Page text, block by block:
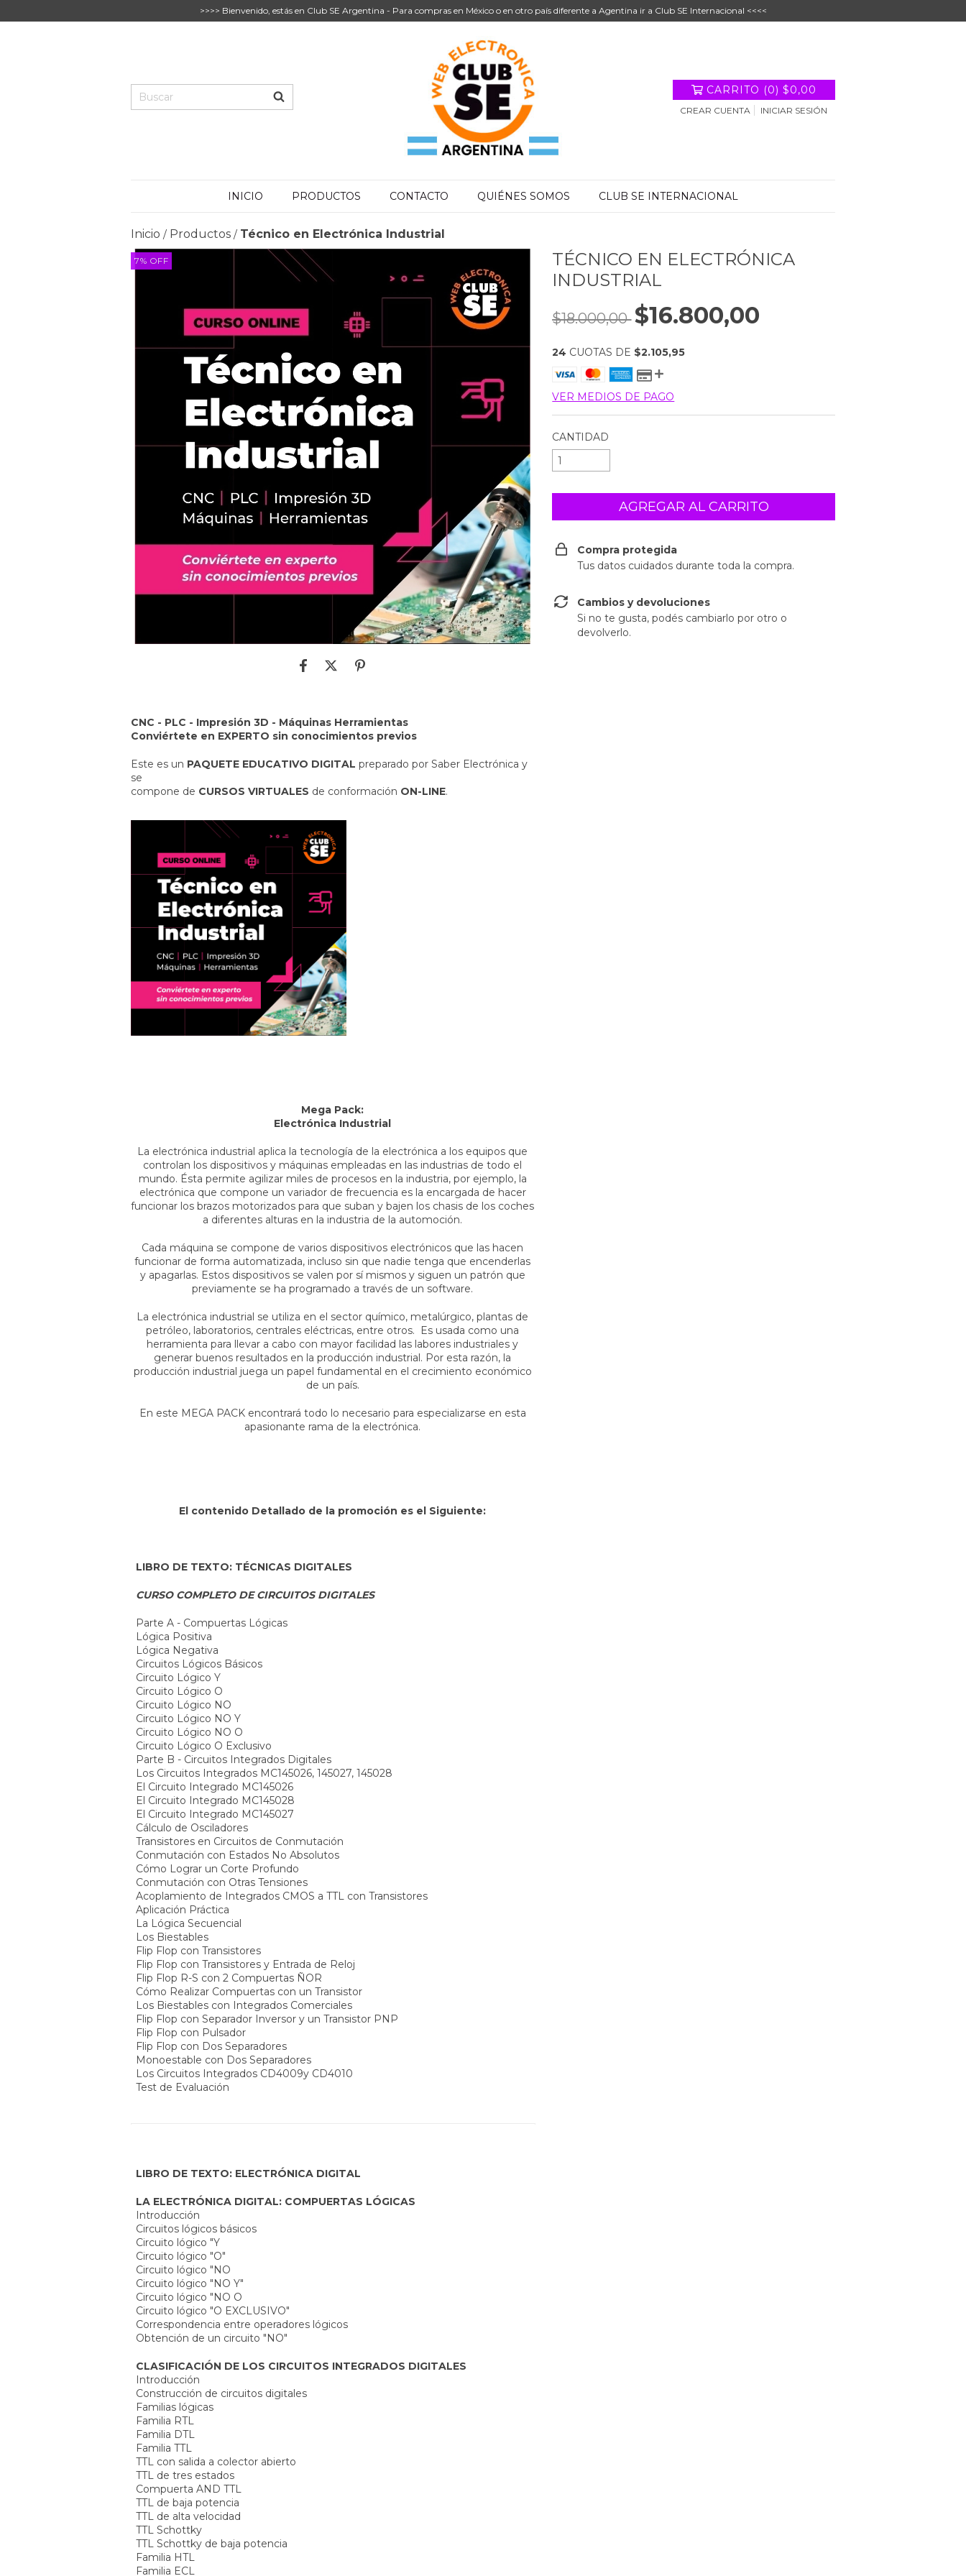
>>>> Bienvenido, estás en Club SE Argentina - Para compras en México o en otro país diferente a Agentina ir a Club SE Internacional <<<<
CARRITO (0) $0,00
CREAR CUENTA INICIAR SESIÓN
INICIO PRODUCTOS CONTACTO QUIÉNES SOMOS CLUB SE INTERNACIONAL
Inicio / Productos / Técnico en Electrónica Industrial
7% OFF
CNC - PLC - Impresión 3D - Máquinas Herramientas
Conviértete en EXPERTO sin conocimientos previos
Este es un PAQUETE EDUCATIVO DIGITAL preparado por Saber Electrónica y
se
compone de CURSOS VIRTUALES de conformación ON-LINE.
Mega Pack:
Electrónica Industrial
La electrónica industrial aplica la tecnología de la electrónica a los equipos que
controlan los dispositivos y máquinas empleadas en las industrias de todo el
mundo. Ésta permite agilizar miles de procesos en la industria, por ejemplo, la
electrónica que compone un variador de frecuencia es la encargada de hacer
funcionar los brazos motorizados para que suban y bajen los chasis de los coches
a diferentes alturas en la industria de la automoción.
Cada máquina se compone de varios dispositivos electrónicos que las hacen
funcionar de forma automatizada, incluso sin que nadie tenga que encenderlas
y apagarlas. Estos dispositivos se valen por sí mismos y siguen un patrón que
previamente se ha programado a través de un software.
La electrónica industrial se utiliza en el sector químico, metalúrgico, plantas de
petróleo, laboratorios, centrales eléctricas, entre otros. Es usada como una
herramienta para llevar a cabo con mayor facilidad las labores industriales y
generar buenos resultados en la producción industrial. Por esta razón, la
producción industrial juega un papel fundamental en el crecimiento económico
de un país.
En este MEGA PACK encontrará todo lo necesario para especializarse en esta
apasionante rama de la electrónica.
El contenido Detallado de la promoción es el Siguiente:
LIBRO DE TEXTO: TÉCNICAS DIGITALES
CURSO COMPLETO DE CIRCUITOS DIGITALES
Parte A - Compuertas Lógicas
Lógica Positiva
Lógica Negativa
Circuitos Lógicos Básicos
Circuito Lógico Y
Circuito Lógico O
Circuito Lógico NO
Circuito Lógico NO Y
Circuito Lógico NO O
Circuito Lógico O Exclusivo
Parte B - Circuitos Integrados Digitales
Los Circuitos Integrados MC145026, 145027, 145028
El Circuito Integrado MC145026
El Circuito Integrado MC145028
El Circuito Integrado MC145027
Cálculo de Osciladores
Transistores en Circuitos de Conmutación
Conmutación con Estados No Absolutos
Cómo Lograr un Corte Profundo
Conmutación con Otras Tensiones
Acoplamiento de Integrados CMOS a TTL con Transistores
Aplicación Práctica
La Lógica Secuencial
Los Biestables
Flip Flop con Transistores
Flip Flop con Transistores y Entrada de Reloj
Flip Flop R-S con 2 Compuertas ÑOR
Cómo Realizar Compuertas con un Transistor
Los Biestables con Integrados Comerciales
Flip Flop con Separador Inversor y un Transistor PNP
Flip Flop con Pulsador
Flip Flop con Dos Separadores
Monoestable con Dos Separadores
Los Circuitos Integrados CD4009y CD4010
Test de Evaluación
LIBRO DE TEXTO: ELECTRÓNICA DIGITAL
LA ELECTRÓNICA DIGITAL: COMPUERTAS LÓGICAS
Introducción
Circuitos lógicos básicos
Circuito lógico "Y
Circuito lógico "O"
Circuito lógico "NO
Circuito lógico "NO Y"
Circuito lógico "NO O
Circuito lógico "O EXCLUSIVO"
Correspondencia entre operadores lógicos
Obtención de un circuito "NO"
CLASIFICACIÓN DE LOS CIRCUITOS INTEGRADOS DIGITALES
Introducción
Construcción de circuitos digitales
Familias lógicas
Familia RTL
Familia DTL
Familia TTL
TTL con salida a colector abierto
TTL de tres estados
Compuerta AND TTL
TTL de baja potencia
TTL de alta velocidad
TTL Schottky
TTL Schottky de baja potencia
Familia HTL
Familia ECL
TÉCNICO EN ELECTRÓNICA
INDUSTRIAL
$18.000,00 $16.800,00
24 CUOTAS DE $2.105,95
VER MEDIOS DE PAGO
CANTIDAD
Compra protegida
Tus datos cuidados durante toda la compra.
Cambios y devoluciones
Si no te gusta, podés cambiarlo por otro o
devolverlo.